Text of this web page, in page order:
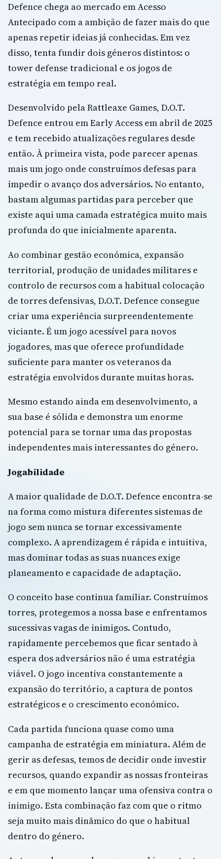
Defence chega ao mercado em Acesso
Antecipado com a ambição de fazer mais do que
apenas repetir ideias já conhecidas. Em vez
disso, tenta fundir dois géneros distintos: o
tower defense tradicional e os jogos de
estratégia em tempo real.
Desenvolvido pela Rattleaxe Games, D.O.T.
Defence entrou em Early Access em abril de 2025
e tem recebido atualizações regulares desde
então. À primeira vista, pode parecer apenas
mais um jogo onde construímos defesas para
impedir o avanço dos adversários. No entanto,
bastam algumas partidas para perceber que
existe aqui uma camada estratégica muito mais
profunda do que inicialmente aparenta.
Ao combinar gestão económica, expansão
territorial, produção de unidades militares e
controlo de recursos com a habitual colocação
de torres defensivas, D.O.T. Defence consegue
criar uma experiência surpreendentemente
viciante. É um jogo acessível para novos
jogadores, mas que oferece profundidade
suficiente para manter os veteranos da
estratégia envolvidos durante muitas horas.
Mesmo estando ainda em desenvolvimento, a
sua base é sólida e demonstra um enorme
potencial para se tornar uma das propostas
independentes mais interessantes do género.
Jogabilidade
A maior qualidade de D.O.T. Defence encontra-se
na forma como mistura diferentes sistemas de
jogo sem nunca se tornar excessivamente
complexo. A aprendizagem é rápida e intuitiva,
mas dominar todas as suas nuances exige
planeamento e capacidade de adaptação.
O conceito base continua familiar. Construímos
torres, protegemos a nossa base e enfrentamos
sucessivas vagas de inimigos. Contudo,
rapidamente percebemos que ficar sentado à
espera dos adversários não é uma estratégia
viável. O jogo incentiva constantemente a
expansão do território, a captura de pontos
estratégicos e o crescimento económico.
Cada partida funciona quase como uma
campanha de estratégia em miniatura. Além de
gerir as defesas, temos de decidir onde investir
recursos, quando expandir as nossas fronteiras
e em que momento lançar uma ofensiva contra o
inimigo. Esta combinação faz com que o ritmo
seja muito mais dinâmico do que o habitual
dentro do género.